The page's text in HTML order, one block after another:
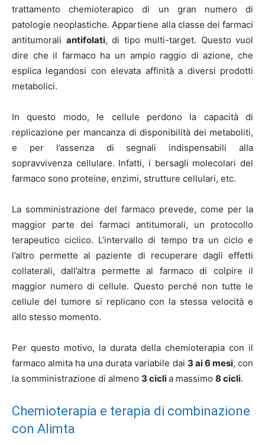
trattamento chemioterapico di un gran numero di
patologie neoplastiche. Appartiene alla classe dei farmaci
antitumorali antifolati, di tipo multi-target. Questo vuol
dire che il farmaco ha un ampio raggio di azione, che
esplica legandosi con elevata affinità a diversi prodotti
metabolici.
In questo modo, le cellule perdono la capacità di
replicazione per mancanza di disponibilità dei metaboliti,
e per l’assenza di segnali indispensabili alla
sopravvivenza cellulare. Infatti, i bersagli molecolari del
farmaco sono proteine, enzimi, strutture cellulari, etc.
La somministrazione del farmaco prevede, come per la
maggior parte dei farmaci antitumorali, un protocollo
terapeutico ciclico. L’intervallo di tempo tra un ciclo e
l’altro permette al paziente di recuperare dagli effetti
collaterali, dall’altra permette al farmaco di colpire il
maggior numero di cellule. Questo perché non tutte le
cellule del tumore si replicano con la stessa velocità e
allo stesso momento.
Per questo motivo, la durata della chemioterapia con il
farmaco almita ha una durata variabile dai 3 ai 6 mesi, con
la somministrazione di almeno 3 ciclia massimo 8 cicli.
Chemioterapia e terapia di combinazione
con Alimta